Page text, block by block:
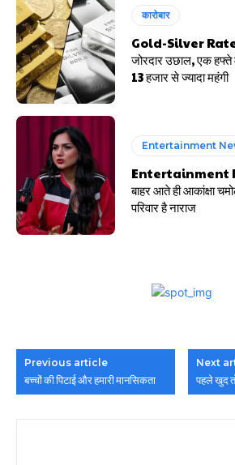
कारोबार
Gold-Silver Rate:
जोरदार उछाल, एक
₹13 हजार से ज्यादा महंगी
Entertainment
Entertainment
बाहर आते ही आकांक्षा
परिवार है नाराज
Previous article
बच्चों की पिटाई और हमारी मानसिकता
Next
पहले खुद